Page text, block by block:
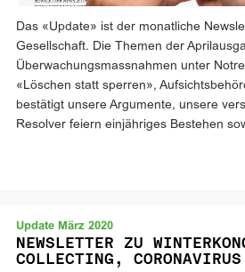
Das «Update» ist der monatliche
Gesellschaft. Die Themen der
Überwachungsmassnahmen unter
«Löschen statt sperren»,
bestätigt unsere Argumente, unsere
Resolver feiern einjähriges Bestehen
Update März 2020
NEWSLETTER ZU
COLLECTING, CORONAVIRUS